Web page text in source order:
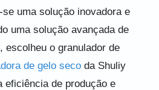
uma solução inovadora e
uma solução avançada de
escolheu o granulador de
de gelo secoda Shuliy
eficiência de produção e